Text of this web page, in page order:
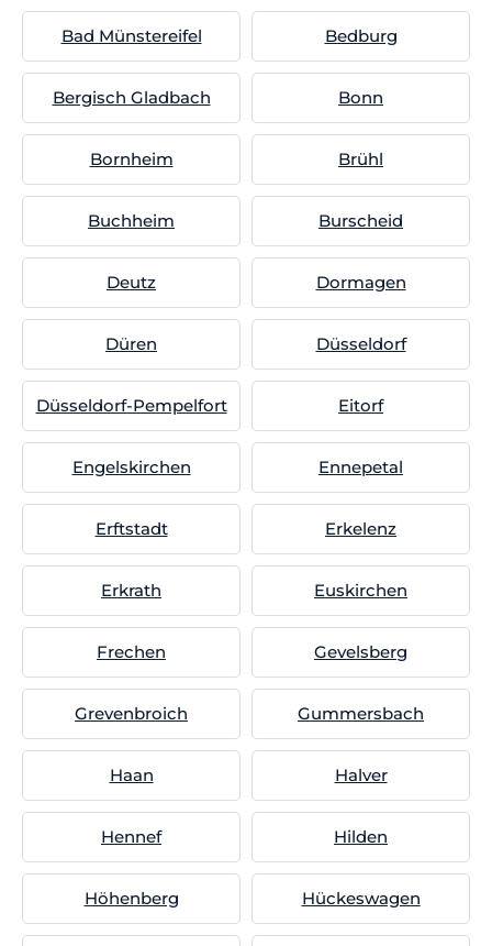
Bad Münstereifel Bedburg
Bergisch Gladbach Bonn
Bornheim Brühl
Buchheim Burscheid
Deutz Dormagen
Düren Düsseldorf
Düsseldorf-Pempelfort Eitorf
Engelskirchen Ennepetal
Erftstadt Erkelenz
Erkrath Euskirchen
Frechen Gevelsberg
Grevenbroich Gummersbach
Haan Halver
Hennef Hilden
Höhenberg Hückeswagen